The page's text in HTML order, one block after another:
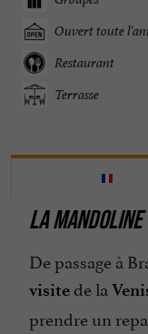
Ouvert toute
Restaurant
Terrasse
LA
De passage à
visitede la
prendre un